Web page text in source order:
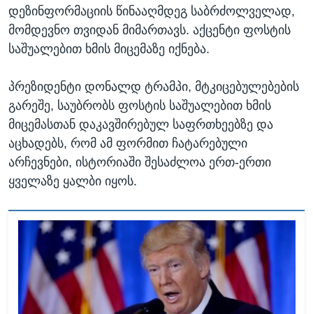
დეზინფორმაციის წინააღმდეგ საბრძოლველად,
მომდევნო თვიდან მიმართავს. აქცენტი ფოსტის
საშუალებით ხმის მიცემაზე იქნება.
პრეზიდენტი დონალდ ტრამპი, მტკიცებულებების
გარეშე, საუბრობს ფოსტის საშუალებით ხმის
მიცემასთან დაკავშირებულ საფრთხეებზე და
აცხადებს, რომ ამ ფორმით ჩატარებული
არჩევნები, ისტორიაში შესაძლოა ერთ-ერთი
ყველაზე ყალბი იყოს.